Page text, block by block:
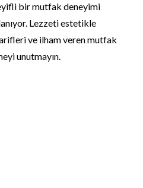
bir mutfak deneyimi
Lezzeti estetikle
ve ilham veren mutfak
unutmayın.